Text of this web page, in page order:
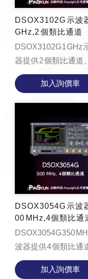
DSOX3102G 示波
GHz,2 個類比通道
DSOX3102G 1 GHz
器提供 2 個類比通道
Mpts 記憶體、每秒
1,000,000 個波形的
率、支援區域觸控觸
加入詢價車
DSOX3054G 示波
00 MHz,4個類比通
DSOX3054G 350
波器提供 4 個類比通
Mpts 記憶體、每秒
1,000,000 個波形的
加入詢價車